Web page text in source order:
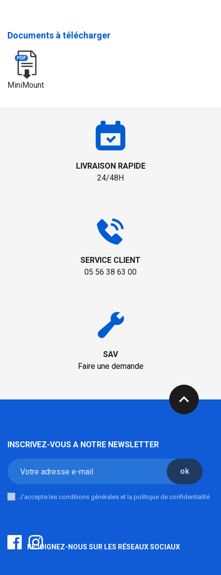
Documents à télécharger
MiniMount
LIVRAISON RAPIDE
24/48H
SERVICE CLIENT
05 56 38 63 00
SAV
Faire une demande
expand_less
INSCRIVEZ-VOUS A NOTRE NEWSLETTER
ok
J'accepte les conditions générales et la politique de confidentialité
REJOIGNEZ-NOUS SUR LES RÉSEAUX SOCIAUX